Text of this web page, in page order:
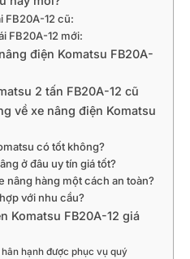
FB20A-12 cũ:
FB20A-12 mới:
điện Komatsu FB20A-
2 tấn FB20A-12 cũ
về xe nâng điện Komatsu
có tốt không?
ở đâu uy tín giá tốt?
nâng hàng một cách an toàn?
với nhu cầu?
Komatsu FB20A-12 giá
hạnh được phục vụ quý